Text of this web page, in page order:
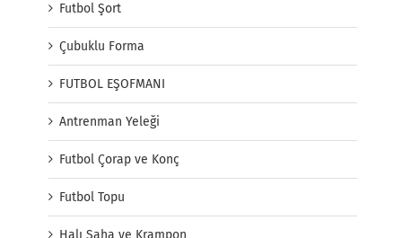
Futbol Şort
Çubuklu Forma
FUTBOL EŞOFMANI
Antrenman Yeleği
Futbol Çorap ve Konç
Futbol Topu